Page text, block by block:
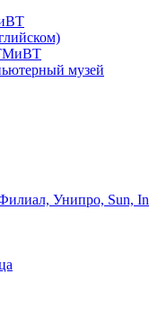
музей
Унипро, Sun,